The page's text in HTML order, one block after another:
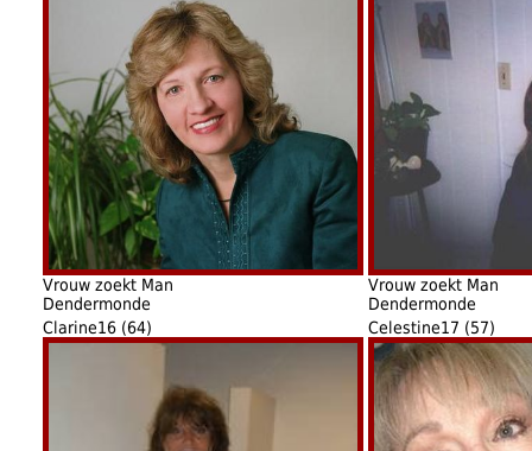
Vrouw zoekt Man
Dendermonde
Vrouw zoekt Man
Dendermonde
Clarine16 (64)
Celestine17 (57)